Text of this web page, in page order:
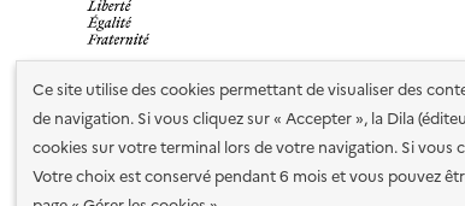
Ce site utilise des cookies permettant de visualiser des
de navigation. Si vous cliquez sur « Accepter », la Dila
cookies sur votre terminal lors de votre navigation. Si vous
Votre choix est conservé pendant 6 mois et vous pouvez
Nos partenaires